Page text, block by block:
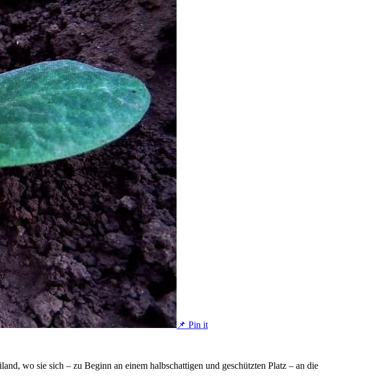
📌 Pin it
wo sie sich – zu Beginn an einem halbschattigen und geschützten Platz – an die